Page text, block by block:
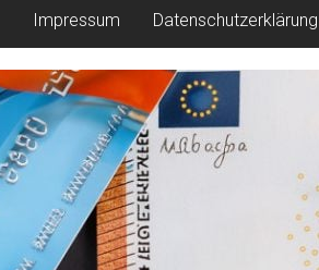
Impressum Datenschutzerklärung